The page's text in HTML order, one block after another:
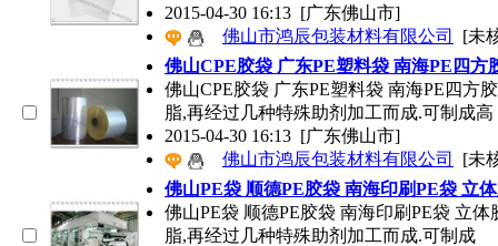
2015-04-30 16:13 [广东佛山市]
佛山市鸿辰包装材料有限公司
[未
佛山CPE胶袋 广东PE塑料袋 南海PE四方
佛山CPE胶袋 广东PE塑料袋 南海PE四方
脂,再经过几种特殊助剂加工而成.可制成高
2015-04-30 16:13 [广东佛山市]
佛山市鸿辰包装材料有限公司
[未
佛山PE袋 顺德PE胶袋 南海印刷PE袋 立
佛山PE袋 顺德PE胶袋 南海印刷PE袋 立
脂,再经过几种特殊助剂加工而成.可制成